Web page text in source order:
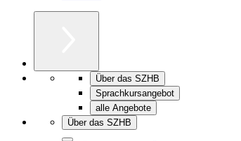
Über das SZHB
Sprachkursangebot
alle Angebote
Über das SZHB